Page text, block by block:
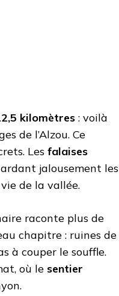
kilomètres : voilà
de l’Alzou. Ce
Les falaises
jalousement les
de la vallée.
raconte plus de
chapitre : ruines de
à couper le souffle.
où le sentier